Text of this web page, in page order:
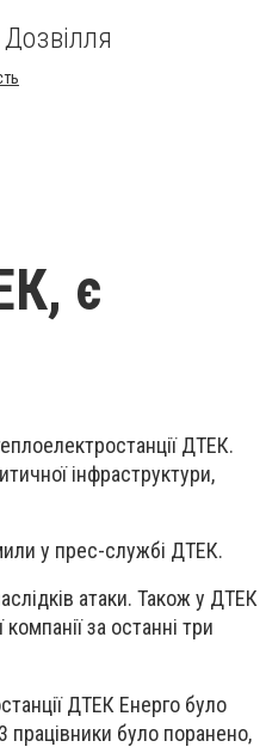
Дозвілля
є
ДТЕК.
інфраструктури,
у прес-службі ДТЕК.
атаки. Також у ДТЕК
за останні три
ДТЕК Енерго було
працівники було поранено,